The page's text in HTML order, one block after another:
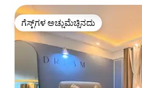
ಗೆಸ್ಟ್‌ಗಳ ಅಚ್ಚುಮೆಚ್ಚಿನದು
ಗೆಸ್ಟ್‌ಗಳ ಅಚ್ಚುಮೆಚ್ಚಿನದು